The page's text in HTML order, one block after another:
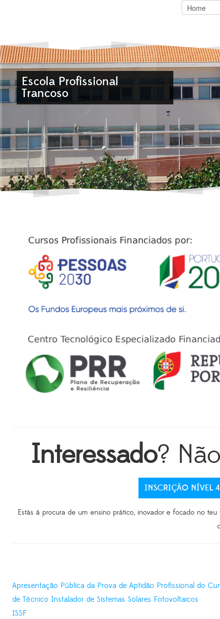
Escola Profissional
Trancoso
Ensino
modular
Vais ficar de
fora?
Interessado?
INSCRIÇÃO NÍVEL 4
Estás à procura de um ensino prático, inovador e focado no
Apresentação Pública da Prova de Aptidão Profissional do
de Técnico Instalador de Sistemas Solares Fotovoltaicos
ISSF